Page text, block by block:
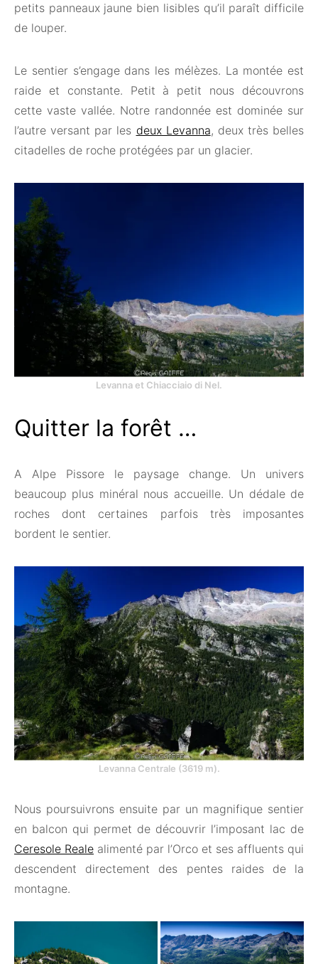
petits panneaux jaune bien lisibles qu’il paraît difficile
de louper.
Le sentier s’engage dans les mélèzes. La montée est
raide et constante. Petit à petit nous découvrons
cette vaste vallée. Notre randonnée est dominée sur
l’autre versant par les deux Levanna, deux très belles
citadelles de roche protégées par un glacier.
Levanna et Chiacciaio di Nel.
Quitter la forêt …
A Alpe Pissore le paysage change. Un univers
beaucoup plus minéral nous accueille. Un dédale de
roches dont certaines parfois très imposantes
bordent le sentier.
Levanna Centrale (3619 m).
Nous poursuivrons ensuite par un magnifique sentier
en balcon qui permet de découvrir l’imposant lac de
Ceresole Reale alimenté par l’Orco et ses affluents qui
descendent directement des pentes raides de la
montagne.